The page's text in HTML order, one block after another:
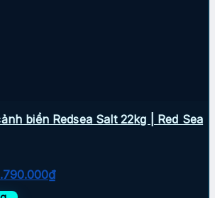
biển Redsea Salt 22kg | Red Sea
₫Giá